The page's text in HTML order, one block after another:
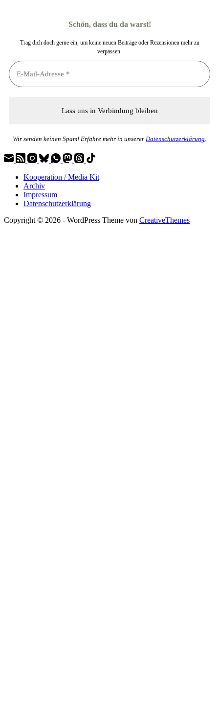
Schön, dass du da warst!
Trag dich doch gerne ein, um keine neuen Beiträge oder Rezensionen mehr zu
verpassen.
Wir senden keinen Spam! Erfahre mehr in unserer Datenschutzerklärung
Kooperation / Media Kit
Archiv
Impressum
Datenschutzerklärung
Copyright © 2026 - WordPress Theme von CreativeThemes